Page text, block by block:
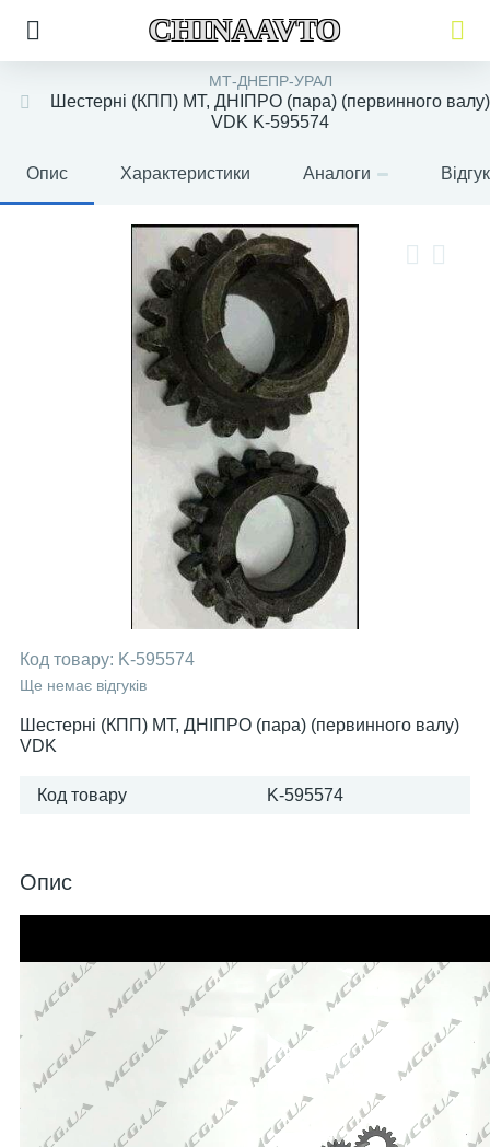
CHINAAVTO
МТ-ДНЕПР-УРАЛ
Шестерні (КПП) МТ, ДНІПРО (пара) (первинного валу)
VDK K-595574
Опис Характеристики Аналоги
Код товару: K-595574
Ще немає відгуків
Шестерні (КПП) МТ, ДНІПРО (пара) (первинного валу)
VDK
Код товару K-595574
Опис